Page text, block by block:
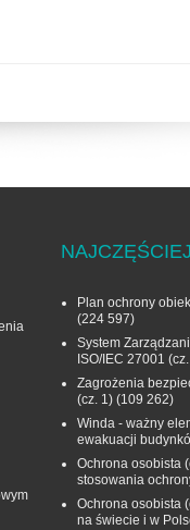
Plan ochrony
(224 597)
System
ISO/IEC 27001
Zagrożenia
(cz. 1) (109 262)
Winda - ważny
ewakuacji
Ochrona osobista
stosowania
Ochrona osobista
na świecie i w